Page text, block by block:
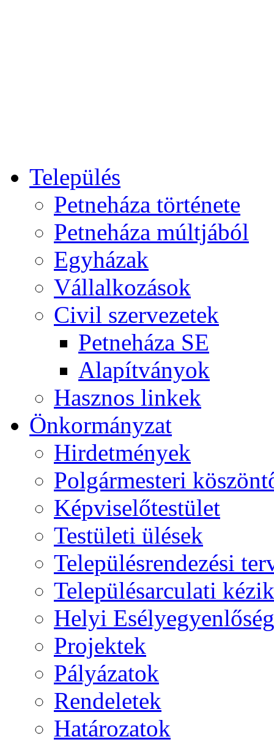
Település
Petneháza története
Petneháza múltjából
Egyházak
Vállalkozások
Civil szervezetek
Petneháza SE
Alapítványok
Hasznos linkek
Önkormányzat
Hirdetmények
Polgármesteri
Képviselőtestület
Testületi ülések
Településrendezési
Településarculati
Helyi
Projektek
Pályázatok
Rendeletek
Határozatok